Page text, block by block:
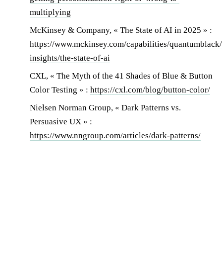
multiplying
McKinsey & Company, « The State of AI in 2025 » :
https://www.mckinsey.com/capabilities/
insights/the-state-of-ai
CXL, « The Myth of the 41 Shades of Blue & Button
Color Testing » : https://cxl.com/blog/button-color/
Nielsen Norman Group, « Dark Patterns vs.
Persuasive UX » :
https://www.nngroup.com/articles/dark-patterns/